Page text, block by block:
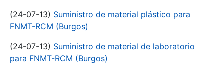
(24-07-13) Suministro de material plástico para
FNMT-RCM (Burgos)
(24-07-13) Suministro de material de laboratorio
para FNMT-RCM (Burgos)